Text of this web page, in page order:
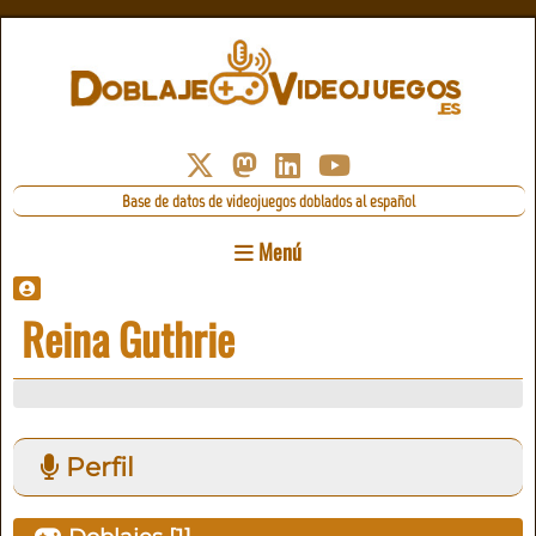
Base de datos de videojuegos doblados al español
Menú
Reina Guthrie
Perfil